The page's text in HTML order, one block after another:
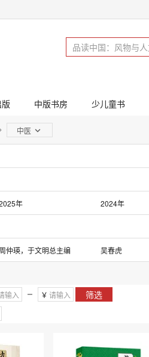
中版书房 少儿童书
中医
年 2024年
年 2014年
年 2009年
周仲瑛，于文明总主编 吴春虎
汉)张仲景 曹炳章
￥ 筛选